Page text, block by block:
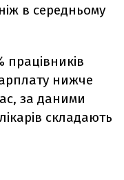
в середньому
працівників
нижче
за даними
складають